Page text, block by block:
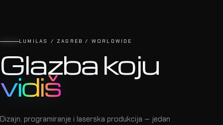
LUMILAS / ZAGREB / WORLDWIDE
Glazba koju
vidiš
Dizajn, programiranje i laserska produkcija — jedan